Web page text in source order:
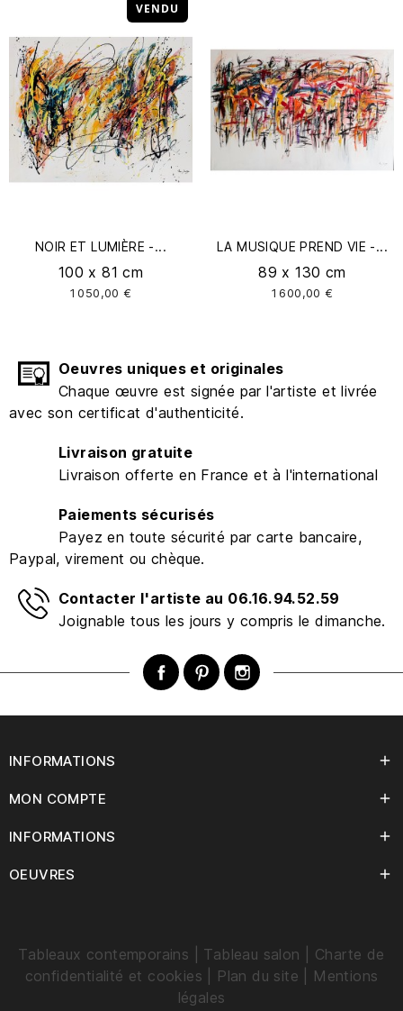
VENDU
NOIR ET LUMIÈRE -...
100 x 81 cm
1 050,00 €
LA MUSIQUE PREND VIE -...
89 x 130 cm
1 600,00 €
Oeuvres uniques et originales
Chaque œuvre est signée par l'artiste et livrée
avec son certificat d'authenticité.
Livraison gratuite
Livraison offerte en France et à l'international
Paiements sécurisés
Payez en toute sécurité par carte bancaire,
Paypal, virement ou chèque.
Contacter l'artiste au 06.16.94.52.59
Joignable tous les jours y compris le dimanche.
FacebookPinterestInstagram
INFORMATIONS 
MON COMPTE 
INFORMATIONS 
OEUVRES 
Tableaux contemporains Tableau salon
Charte de
confidentialité et cookies
Plan du site
Mentions
légales